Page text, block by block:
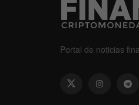
Portal de noticias